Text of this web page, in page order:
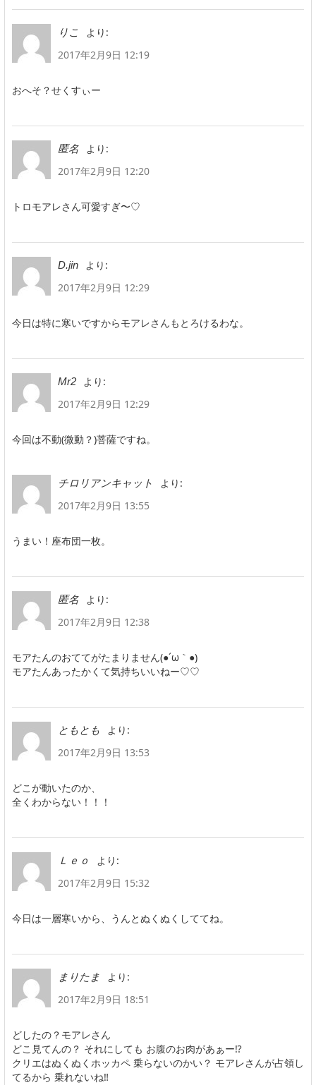
りこ
より:
2017年2月9日 12:19
おへそ？せくすぃー
匿名
より:
2017年2月9日 12:20
トロモアレさん可愛すぎ〜♡
D.jin
より:
2017年2月9日 12:29
今日は特に寒いですからモアレさんもとろけるわな。
Mr2
より:
2017年2月9日 12:29
今回は不動(微動？)菩薩ですね。
チロリアンキャット
より:
2017年2月9日 13:55
うまい！座布団一枚。
匿名
より:
2017年2月9日 12:38
モアたんのおててがたまりません(●´ω｀●)
モアたんあったかくて気持ちいいねー♡♡
ともとも
より:
2017年2月9日 13:53
どこが動いたのか、
全くわからない！！！
Ｌｅｏ
より:
2017年2月9日 15:32
今日は一層寒いから、うんとぬくぬくしててね。
まりたま
より:
2017年2月9日 18:51
どしたの？モアレさん
どこ見てんの？ それにしても お腹のお肉があぁー⁉️
クリエはぬくぬくホッカペ 乗らないのかい？ モアレさんが占領し
てるから 乗れないね‼︎